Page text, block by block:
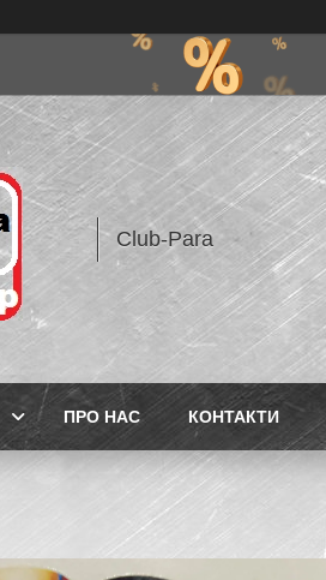
Club-Para
ПРО НАС КОНТАКТИ